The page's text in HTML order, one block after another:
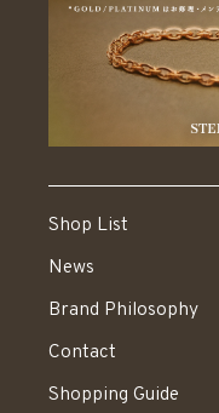
Shop List
News
Brand Philosophy
Contact
Shopping Guide